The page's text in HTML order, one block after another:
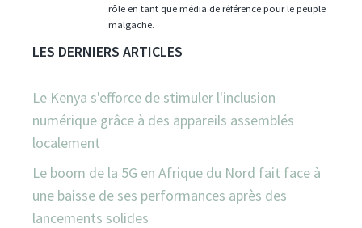
rôle en tant que média de référence pour le peuple
malgache.
LES DERNIERS ARTICLES
Le Kenya s'efforce de stimuler l'inclusion
numérique grâce à des appareils assemblés
localement
Le boom de la 5G en Afrique du Nord fait face à
une baisse de ses performances après des
lancements solides